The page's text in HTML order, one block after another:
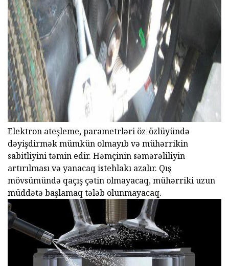
Elektron ateşleme, parametrləri öz-özlüyündə
dəyişdirmək mümkün olmayıb və mühərrikin
sabitliyini təmin edir. Həmçinin səmərəliliyin
artırılması və yanacaq istehlakı azalır. Qış
mövsümündə qaçış çətin olmayacaq, mühərriki uzun
müddətə başlamaq tələb olunmayacaq.